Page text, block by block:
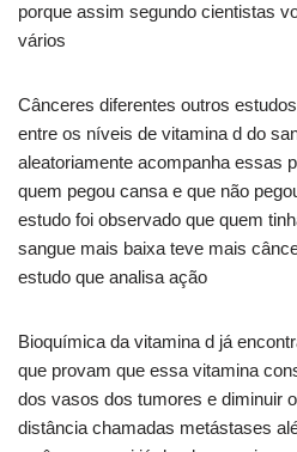
porque assim segundo cientistas
vários
Cânceres diferentes outros
entre os níveis de vitamina d do
aleatoriamente acompanha essas
quem pegou cansa e que não
estudo foi observado que quem
sangue mais baixa teve mais
estudo que analisa ação
Bioquímica da vitamina d já
que provam que essa vitamina
dos vasos dos tumores e diminuir
distância chamadas metástases